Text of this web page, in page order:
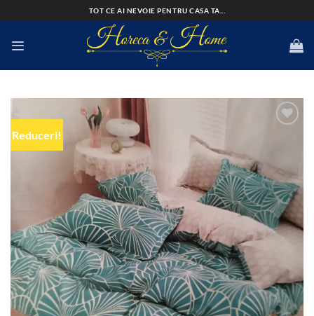
to
TOT CE AI NEVOIE PENTRU CASA TA...
Reduceri!